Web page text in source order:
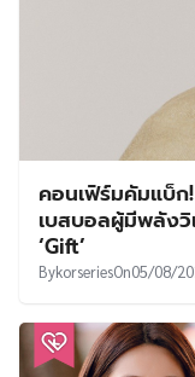
คอนเฟิร์มคัมแบ็ก
เบสบอลผู้มีพลังวิ
‘Gift’
BykorseriesOn05/08/